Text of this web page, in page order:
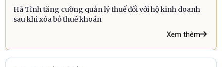
Hà Tĩnh tăng cường quản lý thuế đối với hộ kinh doanh
sau khi xóa bỏ thuế khoán
Xem thêm